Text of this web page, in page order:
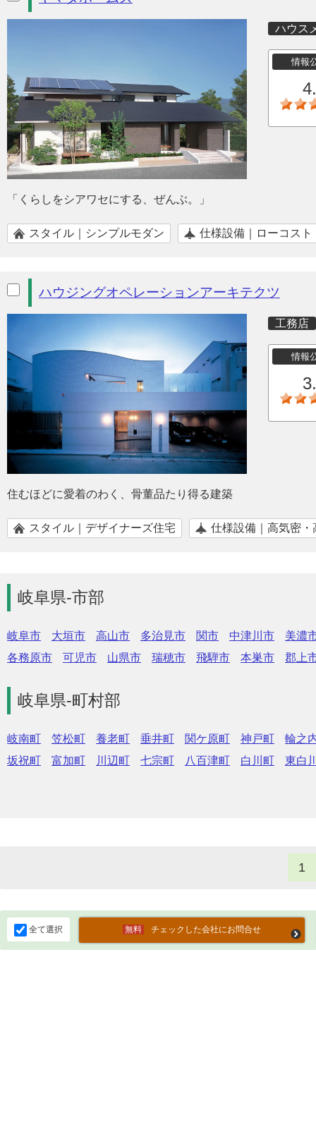
ハウス
情報
「くらしをシアワセにする、ぜんぶ。」
スタイル｜シンプルモダン 仕様設備｜ローコスト
ハウジングオペレーションアーキテクツ
工務店
情報
住むほどに愛着のわく、骨董品たり得る建築
スタイル｜デザイナーズ住宅 仕様設備｜高気密・
岐阜県-市部
岐阜市 大垣市 高山市 多治見市 関市 中津川市
美濃
各務原市
可児市 山県市 瑞穂市 飛騨市 本巣市 郡上
岐阜県-町村部
岐南町 笠松町 養老町 垂井町 関ケ原町 神戸町
輪之
坂祝町
富加町 川辺町 七宗町 八百津町 白川町 東白
1
全て選択 チェックした会社にお問合せ